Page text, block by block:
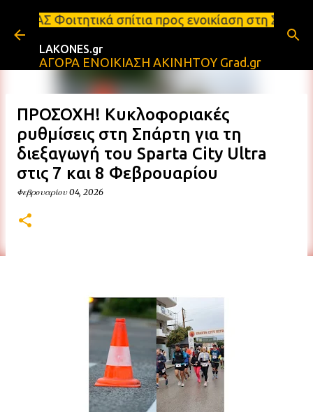
Μετάβαση στο κύριο περιεχόμενο
σπίτια προς ενοικίαση στη Σπάρτη
LAKONES.gr
ΑΓΟΡΑ ΕΝΟΙΚΙΑΣΗ ΑΚΙΝΗΤΟΥ Grad.gr
ΠΡΟΣΟΧΗ! Κυκλοφοριακές
ρυθμίσεις στη Σπάρτη για τη
διεξαγωγή του Sparta City Ultra
στις 7 και 8 Φεβρουαρίου
Φεβρουαρίου 04, 2026